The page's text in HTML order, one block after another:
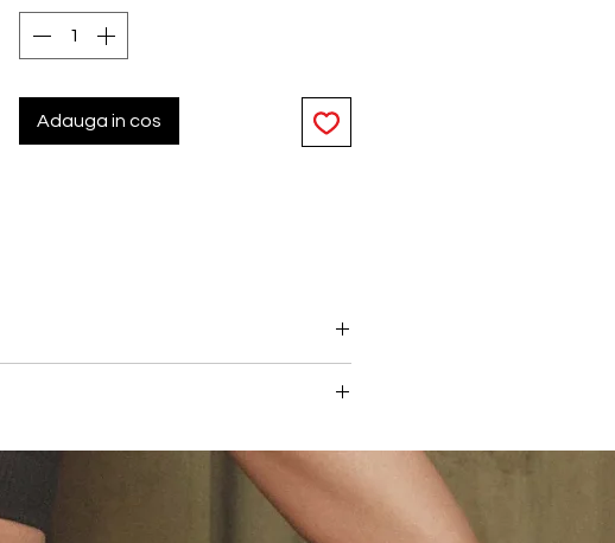
Adauga in cos
completata de o banda delicata
jucaus tip decupaj, adauga un